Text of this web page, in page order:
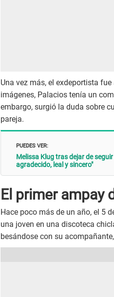
Una vez más, el exdeportista
imágenes, Palacios tenía un
embargo, surgió la duda sobre
pareja.
PUEDES VER:
Melissa Klug tras dejar de
agradecido, leal y sincero"
El primer ampay
Hace poco más de un año, el 5
una joven en una discoteca
besándose con su